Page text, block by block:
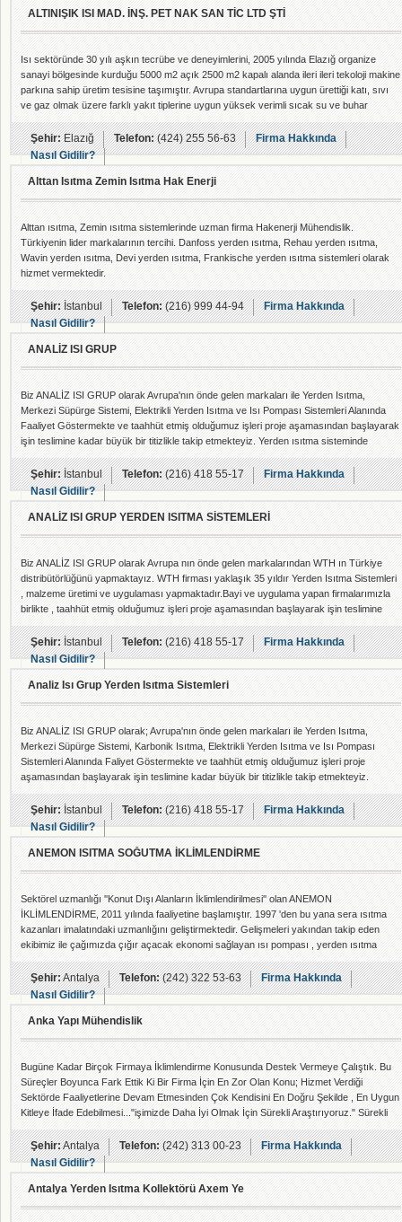
ALTINIŞIK ISI MAD. İNŞ. PET NAK SAN TİC LTD ŞTİ
Isı sektöründe 30 yılı aşkın tecrübe ve deneyimlerini, 2005 yılında Elazığ organize
sanayi bölgesinde kurduğu 5000 m2 açık 2500 m2 kapalı alanda ileri ileri tekoloji makine
parkına sahip üretim tesisine taşımıştır. Avrupa standartlarına uygun ürettiği katı, sıvı
ve gaz olmak üzere farklı yakıt tiplerine uygun yüksek verimli sıcak su ve buhar
kazanları, kat kaloriferleri, serpantinli ve çift cidarlı boyler, eşanjör, yakıt tankı, hidrofor,
siklon filtre üretimlerini ileri teknolojiyi kullanarak üretmektedir. Tüm imalatl
Şehir:Elazığ Telefon:(424) 255 56-63
Firma Hakkında
Nasıl Gidilir?
Alttan Isıtma Zemin Isıtma Hak Enerji
Alttan ısıtma, Zemin ısıtma sistemlerinde uzman firma Hakenerji Mühendislik.
Türkiyenin lider markalarının tercihi. Danfoss yerden ısıtma, Rehau yerden ısıtma,
Wavin yerden ısıtma, Devi yerden ısıtma, Frankische yerden ısıtma sistemleri olarak
hizmet vermektedir.
Şehir:İstanbul Telefon:(216) 999 44-94
Firma Hakkında
Nasıl Gidilir?
ANALİZ ISI GRUP
Biz ANALİZ ISI GRUP olarak Avrupa'nın önde gelen markaları ile Yerden Isıtma,
Merkezi Süpürge Sistemi, Elektrikli Yerden Isıtma ve Isı Pompası Sistemleri Alanında
Faaliyet Göstermekte ve taahhüt etmiş olduğumuz işleri proje aşamasından başlayarak
işin teslimine kadar büyük bir titizlikle takip etmekteyiz. Yerden ısıtma sisteminde
kullanılan borular oksijen bariyerli PE-RT ve PE-XA cinsinde olup 50 yıl garantili
borulardır. Kollektör sistemleri Otomasyon sistemleri ile uyumlu şekilde çalışabilen ithal
kolektörlerdir. Yerden
Şehir:İstanbul Telefon:(216) 418 55-17
Firma Hakkında
Nasıl Gidilir?
ANALİZ ISI GRUP YERDEN ISITMA SİSTEMLERİ
Biz ANALİZ ISI GRUP olarak Avrupa nın önde gelen markalarından WTH ın Türkiye
distribütörlüğünü yapmaktayız. WTH firması yaklaşık 35 yıldır Yerden Isıtma Sistemleri
, malzeme üretimi ve uygulaması yapmaktadır.Bayi ve uygulama yapan firmalarımızla
birlikte , taahhüt etmiş olduğumuz işleri proje aşamasından başlayarak işin teslimine
kadar büyük bir titizlikle takip etmekteyiz. Kullanılan borular oksijen bariyerli PE-RT
cinsinde olup 50 yıl garantili borulardır. Kollektör sistemleri tamamen WTH patentlidir.
Ayrıca Isı Pompas
Şehir:İstanbul Telefon:(216) 418 55-17
Firma Hakkında
Nasıl Gidilir?
Analiz Isı Grup Yerden Isıtma Sistemleri
Biz ANALİZ ISI GRUP olarak; Avrupa'nın önde gelen markaları ile Yerden Isıtma,
Merkezi Süpürge Sistemi, Karbonik Isıtma, Elektrikli Yerden Isıtma ve Isı Pompası
Sistemleri Alanında Faliyet Göstermekte ve taahhüt etmiş olduğumuz işleri proje
aşamasından başlayarak işin teslimine kadar büyük bir titizlikle takip etmekteyiz.
Yerden ısıtma sisteminde kullanılan borular oksijen bariyerli PE-RT cinsinde olup 50 yıl
garantili borulardır. Kollektör sistemleri Otomasyon sistemleri ile uyumlu şekilde
çalışabilen ithal kolektörlerdir.
Şehir:İstanbul Telefon:(216) 418 55-17
Firma Hakkında
Nasıl Gidilir?
ANEMON ISITMA SOĞUTMA İKLİMLENDİRME
Sektörel uzmanlığı ''Konut Dışı Alanların İklimlendirilmesi'' olan ANEMON
İKLİMLENDİRME, 2011 yılında faaliyetine başlamıştır. 1997 'den bu yana sera ısıtma
kazanları imalatındaki uzmanlığını geliştirmektedir. Gelişmeleri yakından takip eden
ekibimiz ile çağımızda çığır açacak ekonomi sağlayan ısı pompası , yerden ısıtma
konularında da sizinleyiz. Konu iklimlendirme olduğunda bu alanların ısıtılması ve
iklimlendirilmesinde kullanılacak cihazların tercihinde dikkat edilmesi gereken ba
Şehir:Antalya Telefon:(242) 322 53-63
Firma Hakkında
Nasıl Gidilir?
Anka Yapı Mühendislik
Bugüne Kadar Birçok Firmaya İklimlendirme Konusunda Destek Vermeye Çalıştık. Bu
Süreçler Boyunca Fark Ettik Ki Bir Firma İçin En Zor Olan Konu; Hizmet Verdiği
Sektörde Faaliyetlerine Devam Etmesinden Çok Kendisini En Doğru Şekilde , En Uygun
Kitleye İfade Edebilmesi..."işimizde Daha İyi Olmak İçin Sürekli Araştırıyoruz." Sürekli
Olarak Araştırmalar Yapıyoruz. İklimlendirme , İnşaat , Alanlarında Yeni Olan Ne Varsa
Takip Etmeye Ve Bunları Müşterilerimiz Memnuniyeti İçin Kullanılabilir Şekilde
Uyarlamaya Çalışıy
Şehir:Antalya Telefon:(242) 313 00-23
Firma Hakkında
Nasıl Gidilir?
Antalya Yerden Isıtma Kollektörü Axem Ye